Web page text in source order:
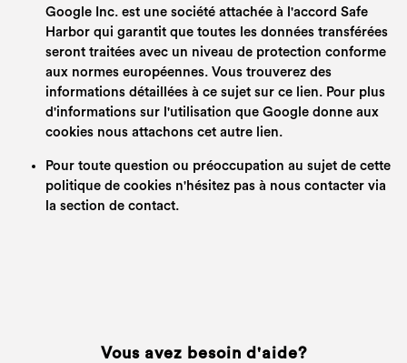
Google Inc. est une société attachée à l'accord Safe
Harbor qui garantit que toutes les données transférées
seront traitées avec un niveau de protection conforme
aux normes européennes. Vous trouverez des
informations détaillées à ce sujet sur ce lien. Pour plus
d'informations sur l'utilisation que Google donne aux
cookies nous attachons cet autre lien.
Pour toute question ou préoccupation au sujet de cette
politique de cookies n'hésitez pas à nous contacter via
la section de contact.
Vous avez besoin d'aide?